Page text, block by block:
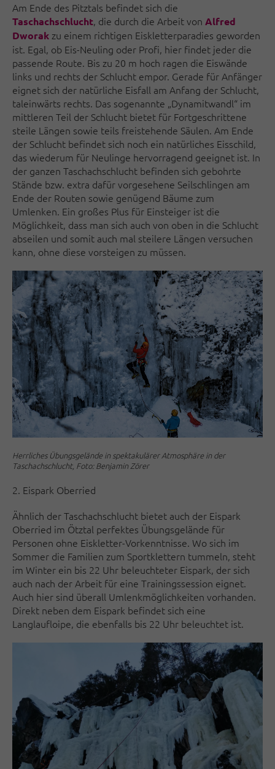
Am Ende des Pitztals befindet sich die
Taschachschlucht, die durch die Arbeit von Alfred
Dworak zu einem richtigen Eiskletterparadies geworden
ist. Egal, ob Eis-Neuling oder Profi, hier findet jeder die
passende Route. Bis zu 20 m hoch ragen die Eiswände
links und rechts der Schlucht empor. Gerade für Anfänger
eignet sich der natürliche Eisfall am Anfang der Schlucht,
taleinwärts rechts. Das sogenannte „Dynamitwandl“ im
mittleren Teil der Schlucht bietet für Fortgeschrittene
steile Längen sowie teils freistehende Säulen. Am Ende
der Schlucht befindet sich noch ein natürliches Eisschild,
das wiederum für Neulinge hervorragend geeignet ist. In
der ganzen Taschachschlucht befinden sich gebohrte
Stände bzw. extra dafür vorgesehene Seilschlingen am
Ende der Routen sowie genügend Bäume zum
Umlenken. Ein großes Plus für Einsteiger ist die
Möglichkeit, dass man sich auch von oben in die Schlucht
abseilen und somit auch mal steilere Längen versuchen
kann, ohne diese vorsteigen zu müssen.
Herrliches Übungsgelände in spektakulärer Atmosphäre in der
Taschachschlucht, Foto: Benjamin Zörer
2. Eispark Oberried
Ähnlich der Taschachschlucht bietet auch der Eispark
Oberried im Ötztal perfektes Übungsgelände für
Personen ohne Eiskletter-Vorkenntnisse. Wo sich im
Sommer die Familien zum Sportklettern tummeln, steht
im Winter ein bis 22 Uhr beleuchteter Eispark, der sich
auch nach der Arbeit für eine Trainingssession eignet.
Auch hier sind überall Umlenkmöglichkeiten vorhanden.
Direkt neben dem Eispark befindet sich eine
Langlaufloipe, die ebenfalls bis 22 Uhr beleuchtet ist.